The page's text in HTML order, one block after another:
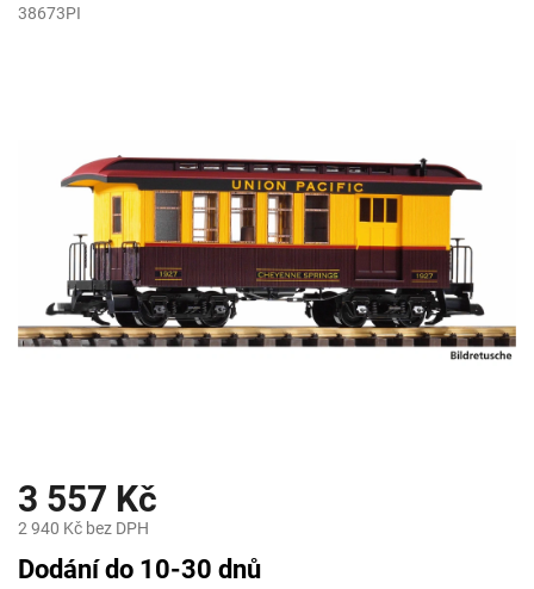
38673PI
3 557 Kč
2 940 Kč bez DPH
Měrná
cena:
Dodání do 10-30 dnů